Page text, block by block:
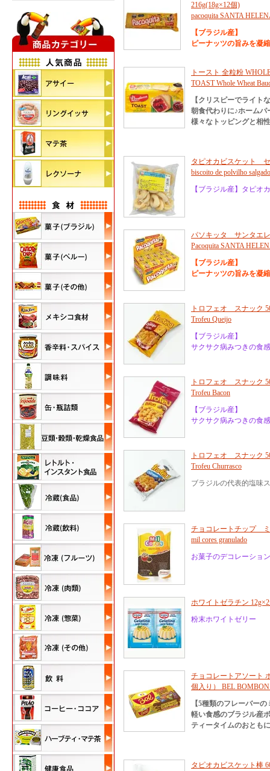
216g(18g×12個)
pacoquita SANTA
【ブラジル産】
ピーナッツの旨みを凝
トースト 全粒粉
TOAST Whole Wheat
【クリスピーでライト
朝食代わりに♪ホームパ
様々なトッピングと相
タピオカビスケット
biscoito de polvilho salgado
【ブラジル産】タピオ
パソキッタ サンタエレ
Pacoquita SANTA
【ブラジル産】
ピーナッツの旨みを凝
トロフェオ スナック
Trofeu Queijo
【ブラジル産】
サクサク病みつきの食
トロフェオ スナック
Trofeu Bacon
【ブラジル産】
サクサク病みつきの食
トロフェオ スナック
Trofeu Churrasco
ブラジルの代表的塩味
チョコレートチップ
mil cores granulado
お菓子のデコレーショ
ホワイトゼラチン 12g×2
粉末ホワイトゼリー
チョコレートアソート
個入り） BEL BOMBON
【5種類のフレーバー
軽い食感のブラジル産
ティータイムのおとも
タピオカビスケット棒